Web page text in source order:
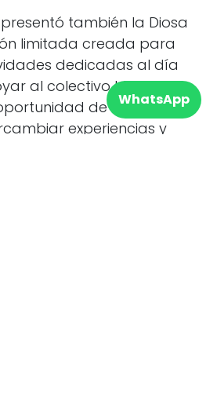
también la Diosa
limitada creada para
dedicadas al día
al colectivo LGTBI.
de hablar con
experiencias y
WhatsApp